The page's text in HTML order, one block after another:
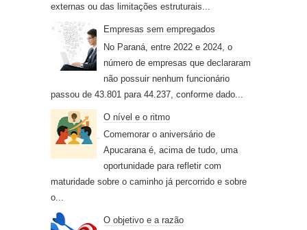
externas ou das limitações estruturais...
Empresas sem empregados
No Paraná, entre 2022 e 2024, o
número de empresas que declararam
não possuir nenhum funcionário
passou de 43.801 para 44.237, conforme dado...
O nível e o ritmo
Comemorar o aniversário de
Apucarana é, acima de tudo, uma
oportunidade para refletir com
maturidade sobre o caminho já percorrido e sobre
o...
O objetivo e a razão